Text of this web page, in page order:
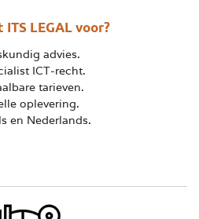
ITS LEGAL voor?
advies.
ICT-recht.
tarieven.
oplevering.
en Nederlands.